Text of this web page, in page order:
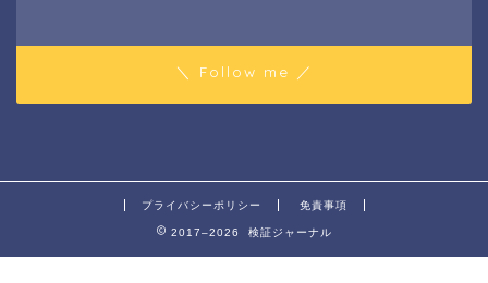
＼ Follow me ／
プライバシーポリシー 免責事項
2017–2026 検証ジャーナル